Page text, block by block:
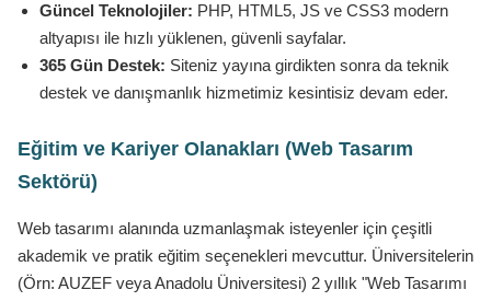
Güncel Teknolojiler: PHP, HTML5, JS ve CSS3 modern
altyapısı ile hızlı yüklenen, güvenli sayfalar.
365 Gün Destek: Siteniz yayına girdikten sonra da teknik
destek ve danışmanlık hizmetimiz kesintisiz devam eder.
Eğitim ve Kariyer Olanakları (Web Tasarım
Sektörü)
Web tasarımı alanında uzmanlaşmak isteyenler için çeşitli
akademik ve pratik eğitim seçenekleri mevcuttur. Üniversitelerin
(Örn: AUZEF veya Anadolu Üniversitesi) 2 yıllık "Web Tasarımı